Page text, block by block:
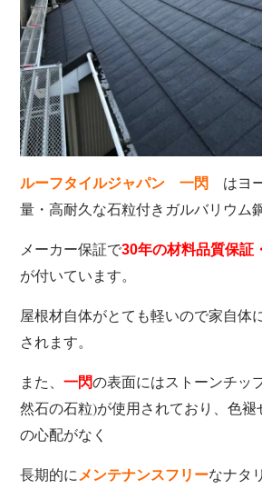
ルーフタイルジャパン 一閃 はヨ
量・高耐久な石粒付きガルバリウム
メーカー保証で30年の材料品質保証
が付いています。
屋根材自体がとても軽いので家自体
されます。
また、一閃の表面にはストーンチッ
然石の石粒)が使用されており、色褪
の心配がなく
長期的に メンテナンスフリーなナタ